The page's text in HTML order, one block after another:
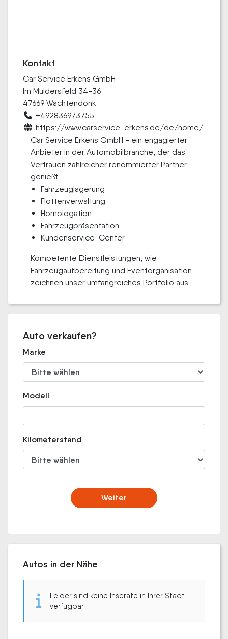
Kontakt
Car Service Erkens GmbH
Im Müldersfeld 34-36
47669 Wachtendonk
+492836973755
https://www.carservice-erkens.de/de/home/
Car Service Erkens GmbH - ein engagierter
Anbieter in der Automobilbranche, der das
Vertrauen zahlreicher renommierter Partner
genießt.
Fahrzeuglagerung
Flottenverwaltung
Homologation
Fahrzeugpräsentation
Kundenservice-Center
Kompetente Dienstleistungen, wie
Fahrzeugaufbereitung und Eventorganisation,
zeichnen unser umfangreiches Portfolio aus.
Auto verkaufen?
Marke
Modell
Kilometerstand
Weiter
Autos in der Nähe
Leider sind keine Inserate in Ihrer Stadt
verfügbar